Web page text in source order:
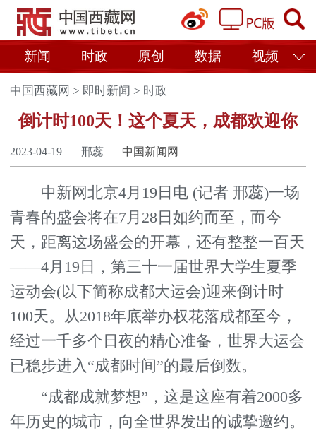
新闻 时政 原创 数据 视频
中国西藏网 > 即时新闻 > 时政
倒计时100天！这个夏天，成都欢迎你
2023-04-19 邢蕊 中国新闻网
中新网北京4月19日电 (记者 邢蕊)一场
青春的盛会将在7月28日如约而至，而今
天，距离这场盛会的开幕，还有整整一百天
——4月19日，第三十一届世界大学生夏季
运动会(以下简称成都大运会)迎来倒计时
100天。从2018年底举办权花落成都至今，
经过一千多个日夜的精心准备，世界大运会
已稳步进入“成都时间”的最后倒数。
“成都成就梦想”，这是这座有着2000多
年历史的城市，向全世界发出的诚挚邀约。